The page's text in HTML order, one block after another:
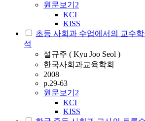
원문보기 2
KCI
KISS
초등 사회과 수업에서의 교수
석
설규주 ( Kyu Joo Seol )
한국사회과교육학회
2008
p.29-63
원문보기 2
KCI
KISS